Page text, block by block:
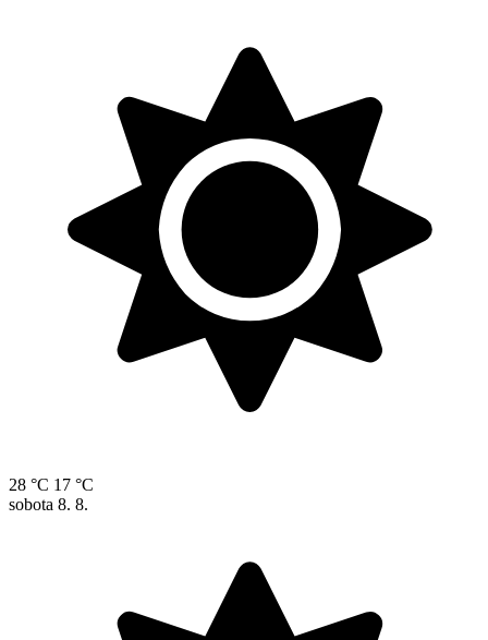
28 °C 17 °C
sobota 8. 8.